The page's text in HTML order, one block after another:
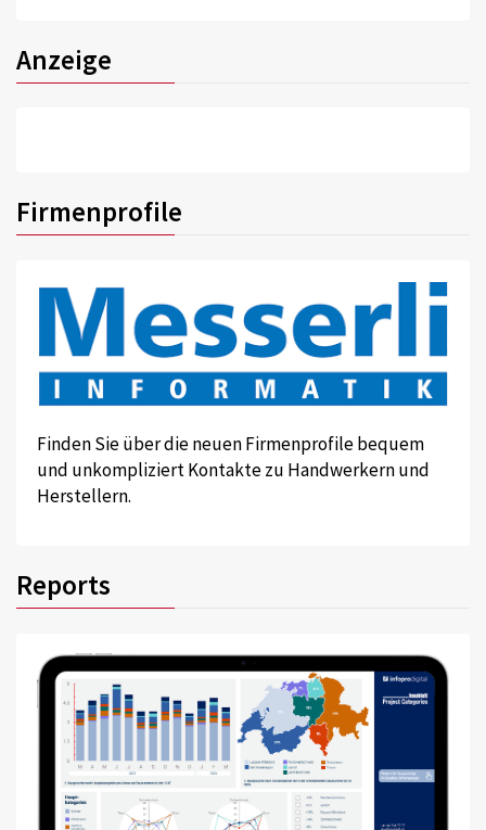
Anzeige
Firmenprofile
Finden Sie über die neuen Firmenprofile bequem
und unkompliziert Kontakte zu Handwerkern und
Herstellern.
Reports